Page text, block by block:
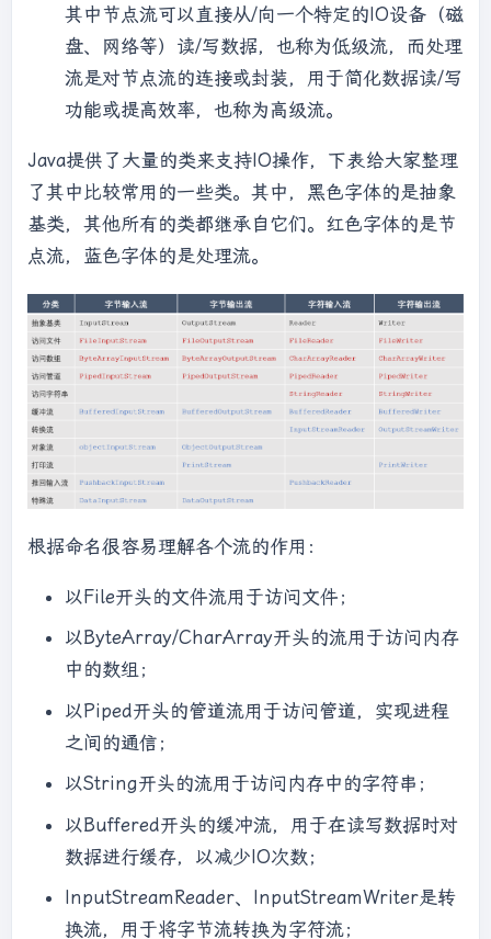
其中节点流可以直接从/向一个特定的IO设备（磁
盘、网络等）读/写数据，也称为低级流，而处理
流是对节点流的连接或封装，用于简化数据读/写
功能或提高效率，也称为高级流。
Java提供了大量的类来支持IO操作，下表给大家整理
了其中比较常用的一些类。其中，黑色字体的是抽象
基类，其他所有的类都继承自它们。红色字体的是节
点流，蓝色字体的是处理流。
根据命名很容易理解各个流的作用：
以File开头的文件流用于访问文件；
以ByteArray/CharArray开头的流用于访问内存
中的数组；
以Piped开头的管道流用于访问管道，实现进程
之间的通信；
以String开头的流用于访问内存中的字符串；
以Buffered开头的缓冲流，用于在读写数据时对
数据进行缓存，以减少IO次数；
InputStreamReader、InputStreamWriter是转
换流，用于将字节流转换为字符流；